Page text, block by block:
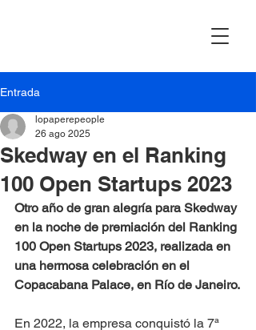
Entrada
Skedway en el Ranking
100 Open Startups 2023
lopaperepeople
26 ago 2025
Otro año de gran alegría para Skedway
en la noche de premiación del Ranking
100 Open Startups 2023, realizada en
una hermosa celebración en el
Copacabana Palace, en Río de Janeiro.
En 2022, la empresa conquistó la 7ª